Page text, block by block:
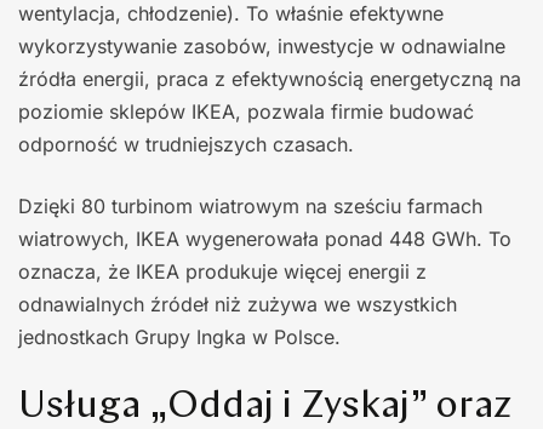
wentylacja, chłodzenie). To właśnie efektywne
wykorzystywanie zasobów, inwestycje w odnawialne
źródła energii, praca z efektywnością energetyczną na
poziomie sklepów IKEA, pozwala firmie budować
odporność w trudniejszych czasach.
Dzięki 80 turbinom wiatrowym na sześciu farmach
wiatrowych, IKEA wygenerowała ponad 448 GWh. To
oznacza, że IKEA produkuje więcej energii z
odnawialnych źródeł niż zużywa we wszystkich
jednostkach Grupy Ingka w Polsce.
Usługa „Oddaj i Zyskaj” oraz